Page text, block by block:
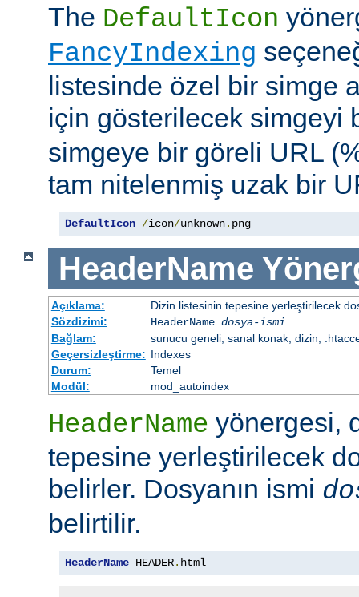
The DefaultIcon
FancyIndexing
listesinde özel bir simge
için gösterilecek simgeyi
simgeye bir göreli URL
tam nitelenmiş uzak bir
DefaultIcon /icon/unknown. png
HeaderName
Açıklama:
Dizin listesinin tepesine yerleştirilecek
Sözdizimi:
HeaderName dosya-ismi
Bağlam:
sunucu geneli, sanal konak, dizin,
Geçersizleştirme: Indexes
Durum:
Temel
Modül:
mod_autoindex
HeaderName yönergesi,
tepesine yerleştirilecek
belirler. Dosyanın ismi
belirtilir.
HeaderName HEADER. html